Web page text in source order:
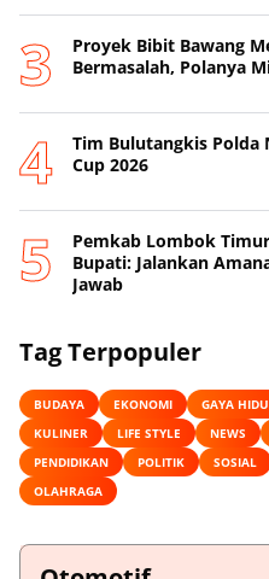
Proyek Bibit Bawang
Bermasalah, Polanya
Tim Bulutangkis Polda
Cup 2026
Pemkab Lombok
Bupati: Jalankan
Jawab
Tag Terpopuler
BUDAYA EKONOMI GAYA
KULINER
LIFE STYLE NEWS
PENDIDIKAN
POLITIK SOSIAL
OLAHRAGA